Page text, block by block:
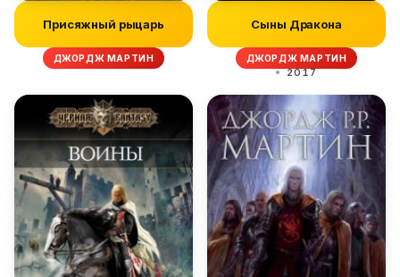
Присяжный рыцарь
ДЖОРДЖ МАРТИН
Сыны Дракона
ДЖОРДЖ МАРТИН
2017